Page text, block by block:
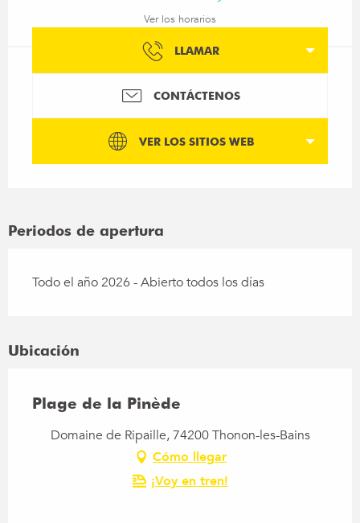
Ver los horarios
LLAMAR
CONTÁCTENOS
VER LOS SITIOS WEB
Periodos de apertura
Todo el año 2026 - Abierto todos los días
Ubicación
Plage de la Pinède
Domaine de Ripaille, 74200 Thonon-les-Bains
Cómo llegar
¡Voy en tren!